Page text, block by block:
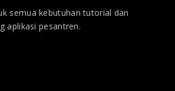
semua kebutuhan tutorial dan
aplikasi pesantren.